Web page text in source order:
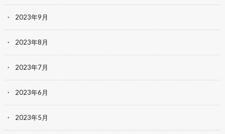
2023年9月
2023年8月
2023年7月
2023年6月
2023年5月